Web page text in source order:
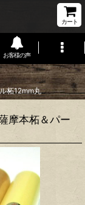
カート
お客様の声
柘12mm丸
摩本柘＆パー